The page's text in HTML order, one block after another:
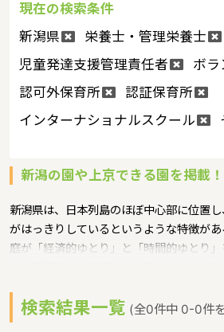
現在の検索条件
新潟県
栄養士・管理栄養士
児童発達支援管理責任者
ボラ
認可外保育所
認証保育所
インターナショナルスクール
新潟の園や上京できる園を掲載！
新潟県は、日本列島のほぼ中心部に位置
がはっきりしているというような特徴が
庭が「経済的ゆとり」と「時間的ゆとり
心して子どもを産み育てることや子育て
できるというような保育に関する取り組み
検索結果一覧 (全0件中 0-0件